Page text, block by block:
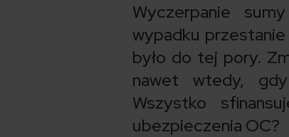
Wyczerpanie
wypadku
było do tej pory.
nawet wtedy, gdy
Wszystko
ubezpieczenia OC?